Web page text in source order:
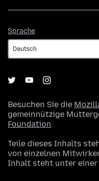
Sprache
Besuchen Sie die
gemeinnützige
Foundation.
Teile dieses Inhalts
von einzelnen
Inhalt steht unter einer